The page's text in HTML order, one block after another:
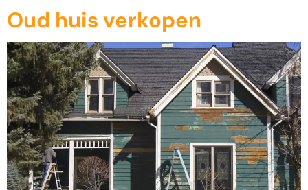
Oud huis verkopen